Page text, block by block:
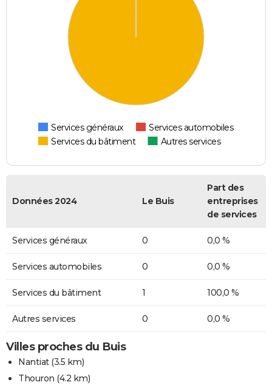
Services généraux
Services automobiles
Services du bâtiment
Autres services
Données 2024 Le Buis
Part des
entreprises
de services
Services généraux 0 0,0 %
Services automobiles 0 0,0 %
Services du bâtiment 1 100,0 %
Autres services 0 0,0 %
Villes proches du Buis
Nantiat(3.5 km)
Thouron (4.2 km)